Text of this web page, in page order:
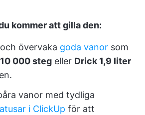
kommer att gilla den:
övervaka goda vanor som
10 000 steg eller Drick 1,9 liter
vanor med tydliga
i ClickUp för att